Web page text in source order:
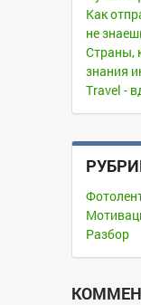
Как
не
Страны,
знания
Travel -
Разбор